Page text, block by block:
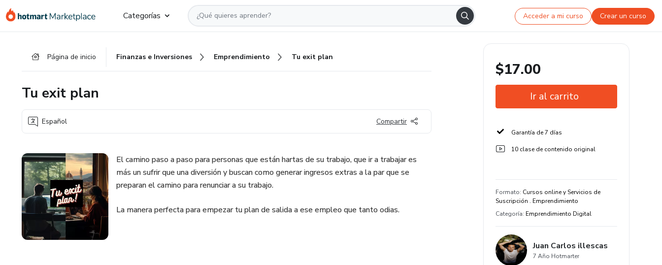
Categorías Acceder a mi curso Crear un curso
Página de inicio Finanzas e Inversiones Emprendimiento Tu exit plan
Tu exit plan
Español Compartir
El camino paso a paso para personas que están hartas de su trabajo, que ir a trabajar es
más un sufrir que una diversión y buscan como generar ingresos extras a la par que se
preparan el camino para renunciar a su trabajo.
La manera perfecta para empezar tu plan de salida a ese empleo que tanto odias.
$17.00
Ir al carrito
Garantía de 7 días
10 clase de contenido original
Formato: Cursos online y Servicios de
Suscripción . Emprendimiento
Categoría: Emprendimiento Digital
Juan Carlos illescas
7 Año Hotmarter